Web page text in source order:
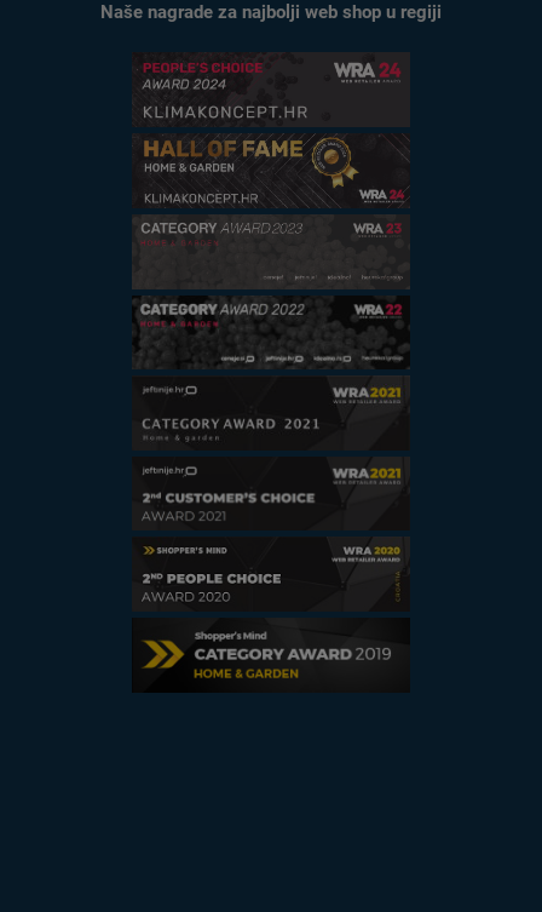
Naše nagrade za najbolji web shop u regiji